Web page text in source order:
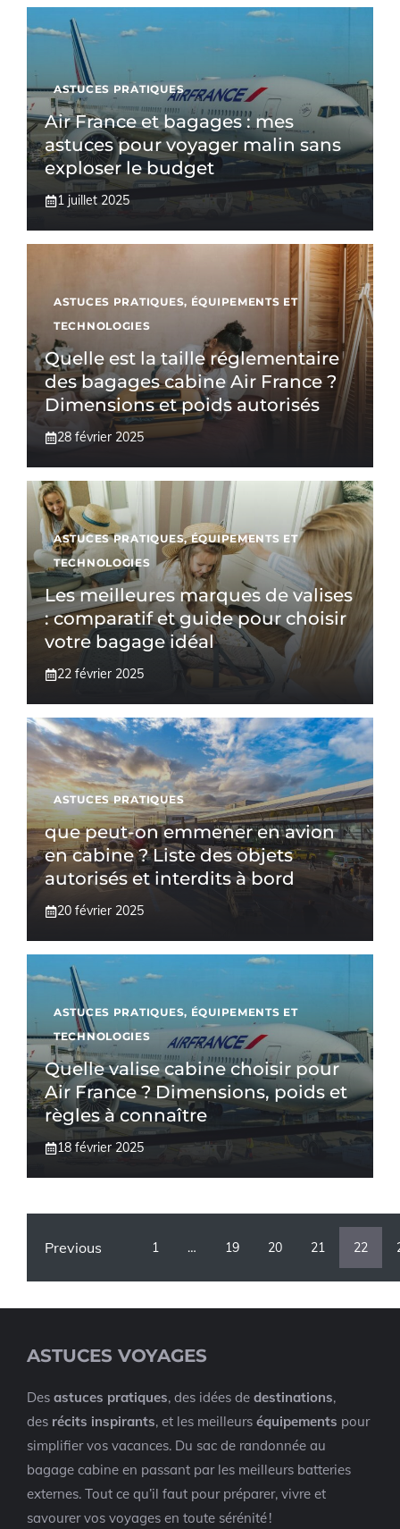
ASTUCES PRATIQUES
Air France et bagages : mes
astuces pour voyager malin sans
exploser le budget
1 juillet 2025
ASTUCES PRATIQUES, ÉQUIPEMENTS ET
TECHNOLOGIES
Quelle est la taille réglementaire
des bagages cabine Air France ?
Dimensions et poids autorisés
28 février 2025
ASTUCES PRATIQUES,ÉQUIPEMENTS ET
TECHNOLOGIES
Les meilleures marques de valises
: comparatif et guide pour choisir
votre bagage idéal
22 février 2025
ASTUCES PRATIQUES
que peut-on emmener en avion
en cabine ? Liste des objets
autorisés et interdits à bord
20 février 2025
ASTUCES PRATIQUES, ÉQUIPEMENTS ET
TECHNOLOGIES
Quelle valise cabine choisir pour
Air France ? Dimensions, poids et
règles à connaître
18 février 2025
Previous 1 … 19 20 21 22
ASTUCES VOYAGES
Des astuces pratiques, des idées de destinations,
des récits inspirants, et les meilleurs équipements pour
simplifier vos vacances. Du sac de randonnée au
bagage cabine en passant par les meilleurs batteries
externes. Tout ce qu’il faut pour préparer, vivre et
savourer vos voyages en toute sérénité !